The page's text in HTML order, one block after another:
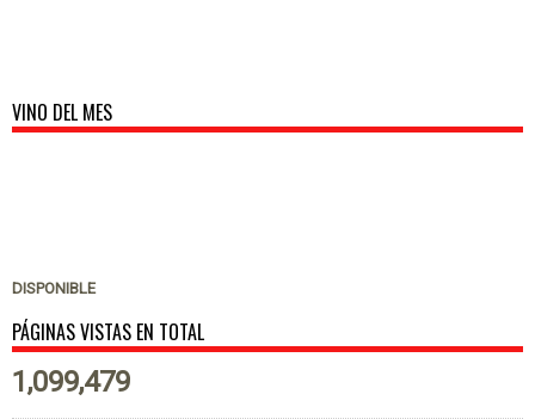
VINO DEL MES
DISPONIBLE
PÁGINAS VISTAS EN TOTAL
1,099,479